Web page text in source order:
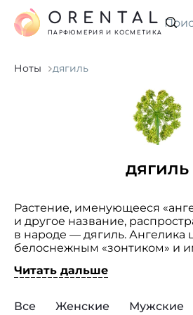
ORENTAL
ПАРФЮМЕРИЯ И КОСМЕТИКА
Ноты дягиль
дягиль
Растение, именующееся
и другое название,
в народе — дягиль. Ангелика
белоснежным «зонтиком» и
начала применятся с конца
мускусному аромату, которым
Читать дальше
Все Женские Мужские